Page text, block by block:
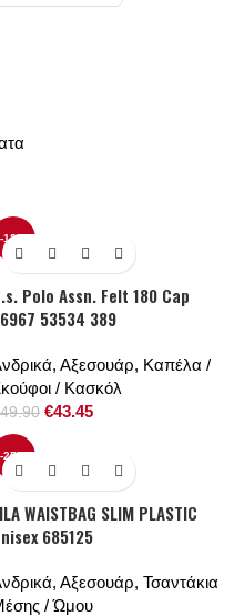
-13%
Polo Assn. Felt 180 Cap
53534 389
, Αξεσουάρ, Καπέλα /
/ Κασκόλ
49.90 €43.45
-25%
WAISTBAG SLIM PLASTIC
685125
, Αξεσουάρ, Τσαντάκια
/ Ώμου